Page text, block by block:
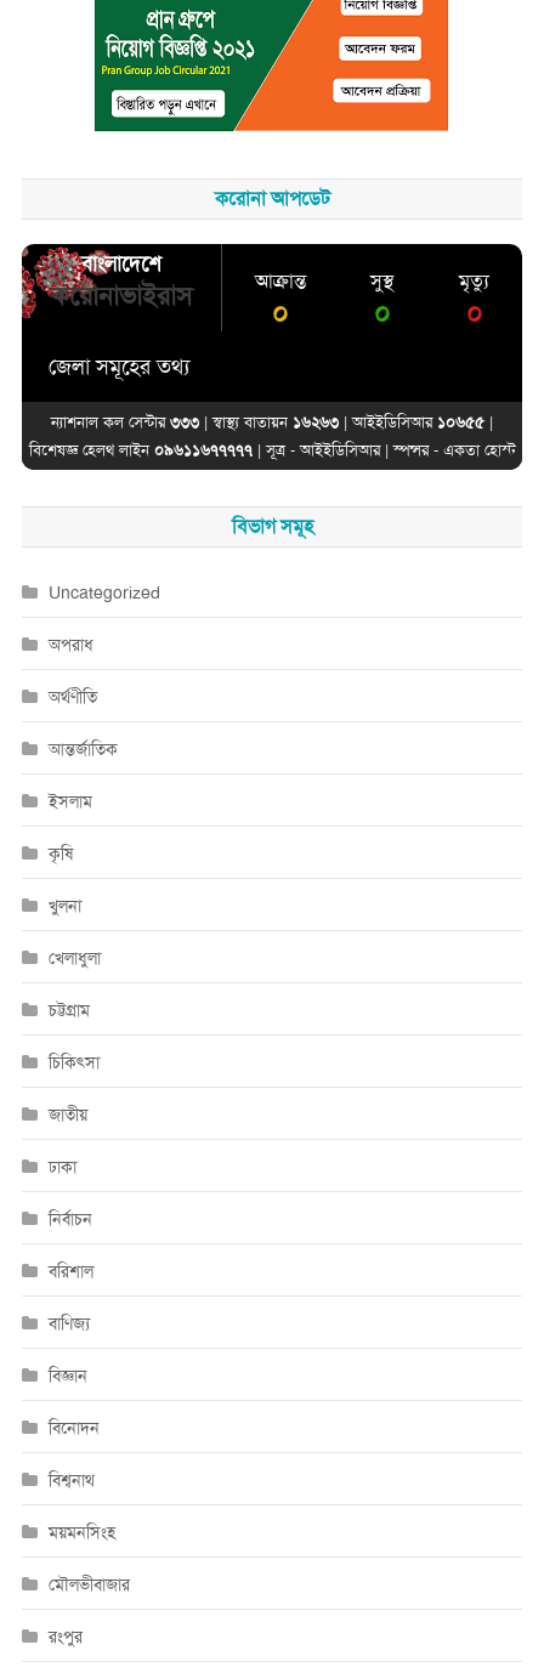
করোনা আপডেট
বাংলাদেশে
করোনাভাইরাস আক্রান্ত
০
সুস্থ
০
মৃত্যু
০
জেলা সমূহের তথ্য
ন্যাশনাল কল সেন্টার৩৩৩ | স্বাস্থ্য বাতায়ন ১৬২৬৩ | আইইডিসিআর ১০৬৫৫|
বিশেষজ্ঞ হেলথ লাইন ০৯৬১১৬৭৭৭৭৭| সূত্র -আইইডিসিআর| স্পন্সর - একতা হোস্ট
বিভাগ সমূহ
Uncategorized
অপরাধ
অর্থণীতি
আন্তর্জাতিক
ইসলাম
কৃষি
খুলনা
খেলাধুলা
চট্টগ্রাম
চিকিৎসা
জাতীয়
ঢাকা
নির্বাচন
বরিশাল
বাণিজ্য
বিজ্ঞান
বিনোদন
বিশ্বনাথ
ময়মনসিংহ
মৌলভীবাজার
রংপুর